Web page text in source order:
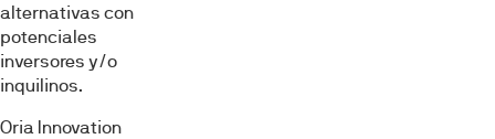
alternativas con
potenciales
inversores y/o
inquilinos.
Oria Innovation